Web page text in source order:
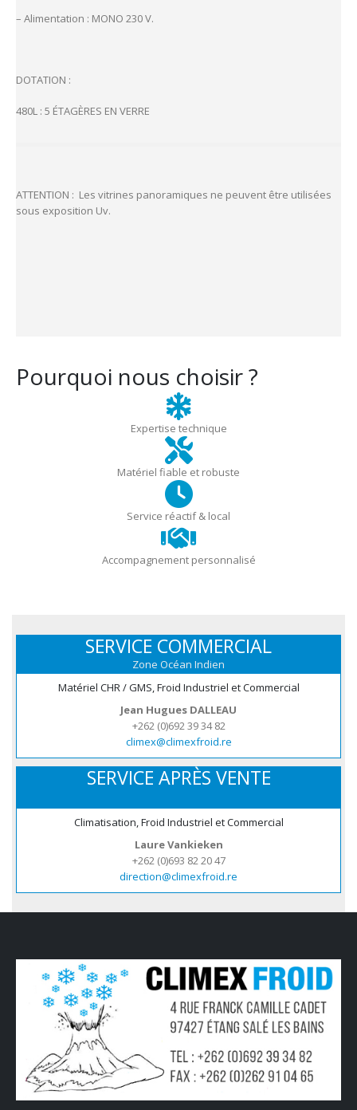
– Alimentation : MONO 230 V.
DOTATION :
480L : 5 ÉTAGÈRES EN VERRE
ATTENTION : Les vitrines panoramiques ne peuvent être utilisées
sous exposition Uv.
Pourquoi nous choisir ?
Expertise technique
Matériel fiable et robuste
Service réactif & local
Accompagnement personnalisé
SERVICE COMMERCIAL
Zone Océan Indien
Matériel CHR / GMS, Froid Industriel et Commercial
Jean Hugues DALLEAU
+262 (0)692 39 34 82
climex@climexfroid.re
SERVICE APRÈS VENTE
Climatisation, Froid Industriel et Commercial
Laure Vankieken
+262 (0)693 82 20 47
direction@climexfroid.re